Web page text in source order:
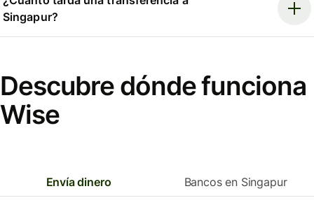
Singapur?
Descubre dónde funciona
Wise
Envía dinero Bancos en Singapur